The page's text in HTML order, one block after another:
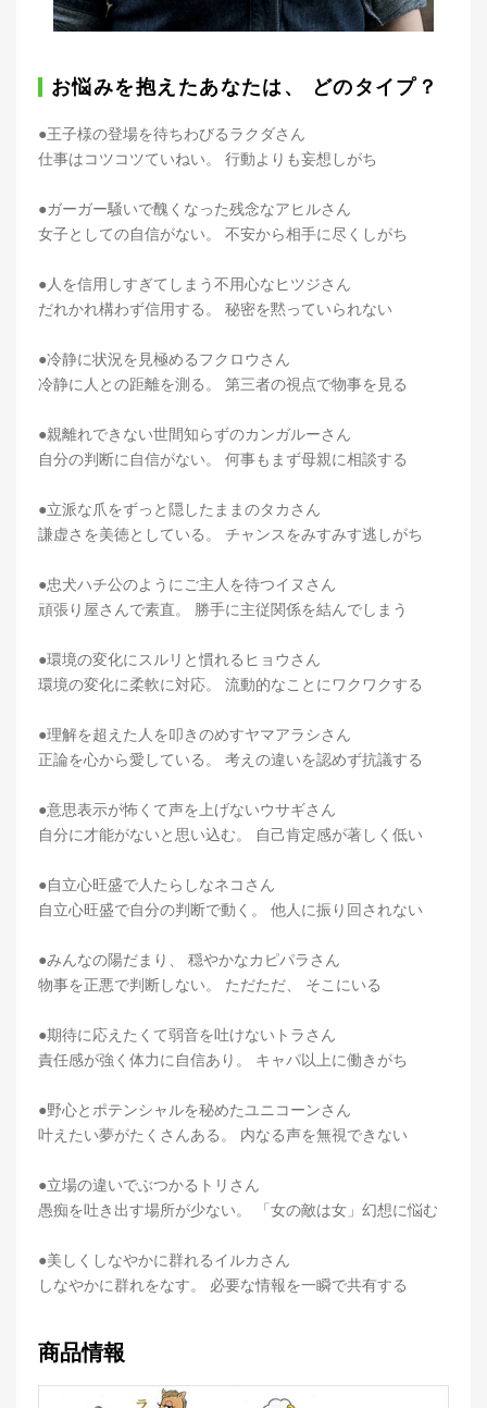
お悩みを抱えたあなたは、 どのタイプ？
●王子様の登場を待ちわびるラクダさん
仕事はコツコツていねい。 行動よりも妄想しがち
●ガーガー騒いで醜くなった残念なアヒルさん
女子としての自信がない。 不安から相手に尽くしがち
●人を信用しすぎてしまう不用心なヒツジさん
だれかれ構わず信用する。 秘密を黙っていられない
●冷静に状況を見極めるフクロウさん
冷静に人との距離を測る。 第三者の視点で物事を見る
●親離れできない世間知らずのカンガルーさん
自分の判断に自信がない。 何事もまず母親に相談する
●立派な爪をずっと隠したままのタカさん
謙虚さを美徳としている。 チャンスをみすみす逃しがち
●忠犬ハチ公のようにご主人を待つイヌさん
頑張り屋さんで素直。 勝手に主従関係を結んでしまう
●環境の変化にスルリと慣れるヒョウさん
環境の変化に柔軟に対応。 流動的なことにワクワクする
●理解を超えた人を叩きのめすヤマアラシさん
正論を心から愛している。 考えの違いを認めず抗議する
●意思表示が怖くて声を上げないウサギさん
自分に才能がないと思い込む。 自己肯定感が著しく低い
●自立心旺盛で人たらしなネコさん
自立心旺盛で自分の判断で動く。 他人に振り回されない
●みんなの陽だまり、 穏やかなカピパラさん
物事を正悪で判断しない。 ただただ、 そこにいる
●期待に応えたくて弱音を吐けないトラさん
責任感が強く体力に自信あり。 キャパ以上に働きがち
●野心とポテンシャルを秘めたユニコーンさん
叶えたい夢がたくさんある。 内なる声を無視できない
●立場の違いでぶつかるトリさん
愚痴を吐き出す場所が少ない。 「女の敵は女」幻想に悩む
●美しくしなやかに群れるイルカさん
しなやかに群れをなす。 必要な情報を一瞬で共有する
商品情報